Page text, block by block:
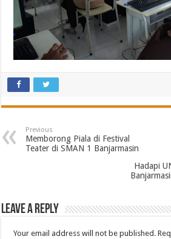
Previous
Memborong Piala di Festival
Teater di SMAN 1 Banjarmasin
Hadapi
Leave a Reply
Your email address will not be published.